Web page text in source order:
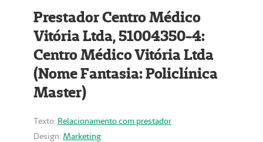
Prestador Centro Médico
Vitória Ltda, 51004350-4:
Centro Médico Vitória Ltda
(Nome Fantasia: Policlínica
Master)
Texto: Relacionamento com prestador
Design: Marketing